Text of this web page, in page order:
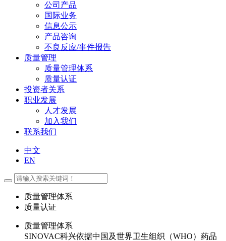
公司产品
国际业务
信息公示
产品咨询
不良反应/事件报告
质量管理
质量管理体系
质量认证
投资者关系
职业发展
人才发展
加入我们
联系我们
中文
EN
质量管理体系
质量认证
质量管理体系
SINOVAC科兴依据中国及世界卫生组织（WHO）药品